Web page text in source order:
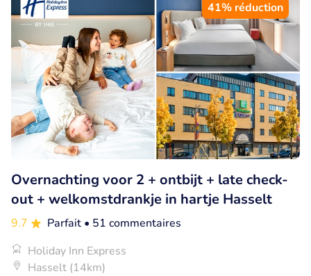
41% réduction
Overnachting voor 2 + ontbijt + late check-
out + welkomstdrankje in hartje Hasselt
9.7 Parfait • 51 commentaires
Holiday Inn Express
Hasselt (14km)